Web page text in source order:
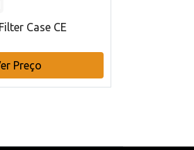
Case CE
Preço